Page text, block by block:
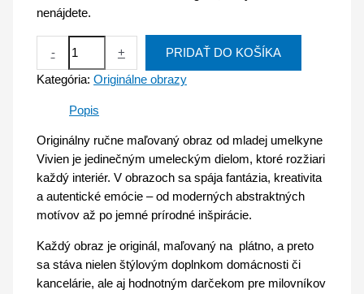
nenájdete.
- + PRIDAŤ DO KOŠÍKA
Kategória:Originálne obrazy
Popis
Originálny ručne maľovaný obraz od mladej umelkyne
Vivien je jedinečným umeleckým dielom, ktoré rozžiari
každý interiér. V obrazoch sa spája fantázia, kreativita
a autentické emócie – od moderných abstraktných
motívov až po jemné prírodné inšpirácie.
Každý obraz je originál, maľovaný na plátno, a preto
sa stáva nielen štýlovým doplnkom domácnosti či
kancelárie, ale aj hodnotným darčekom pre milovníkov